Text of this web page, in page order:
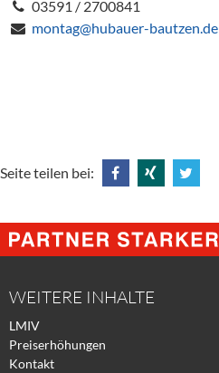
03591 / 2700841
montag@hubauer-bautzen.de
Seite teilen bei:
@
Facebook
@
Xing
@
Twitter
WEITERE INHALTE
LMIV
Preiserhöhungen
Kontakt